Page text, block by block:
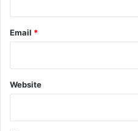
Email *
Website